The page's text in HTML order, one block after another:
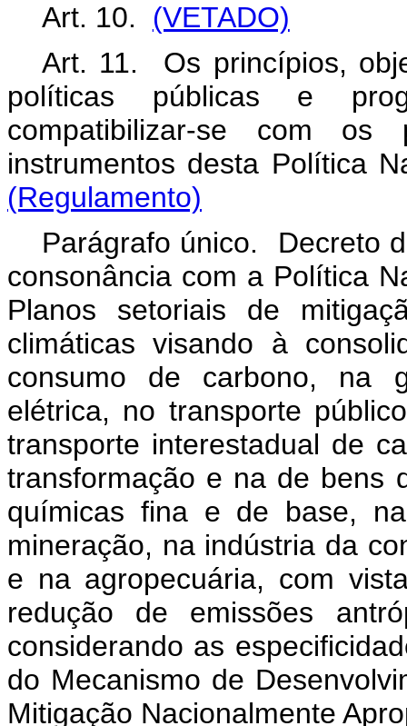
Art. 10. (VETADO)
Art. 11. Os princípios,
políticas públicas e
compatibilizar-se com os
instrumentos desta Política
(Regulamento)
Parágrafo único. Decreto
consonância com a Política
Planos setoriais de
climáticas visando à
consumo de carbono, na
elétrica, no transporte
transporte interestadual de
transformação e na de bens
químicas fina e de base,
mineração, na indústria da
e na agropecuária, com
redução de emissões
considerando as
do Mecanismo de
Mitigação Nacionalmente